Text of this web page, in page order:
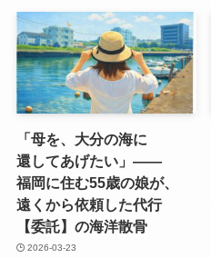
「母を、​大分の​海に​
還してあげたい」​——
福岡に​住む55歳の​娘が、​
遠くから​依頼した​代行
【委託】の​海洋散骨
2026-03-23